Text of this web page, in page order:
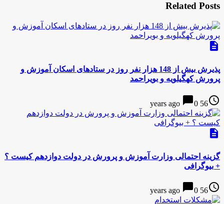
Related Posts
description
پذیرش بیش‌ از 148 هزار نفر روز در ستادهای اسکان آموزش و
پرورش کهگیلویه و بویراحمد
access_time
56 years ago
chat_bubble0
description
گزینه احتمالی وزارت آموزش و پرورش در دولت دوازدهم کیست ؟
+ بیوگرافی
access_time
56 years ago
chat_bubble0